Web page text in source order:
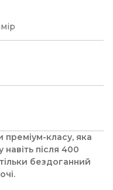
преміум-класу, яка
навіть після 400
бездоганний